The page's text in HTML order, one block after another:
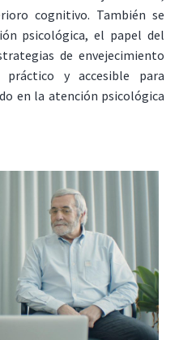
cognitivo. También se
psicológica, el papel del
de envejecimiento
y accesible para
en la atención psicológica